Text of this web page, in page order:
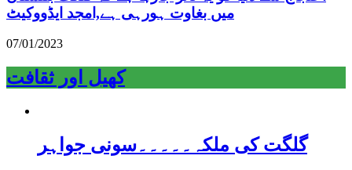
میں بغاوت ہورہی ہے,امجد ایڈووکیٹ
07/01/2023
کھیل اور ثقافت
گلگت کی ملکہ۔۔۔۔۔سونی جواہر